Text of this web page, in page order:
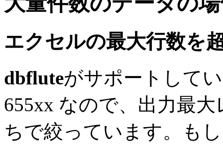
エクセルの最大行数を
dbfluteがサポートして
655xx なので、出力最
ちで絞っています。も